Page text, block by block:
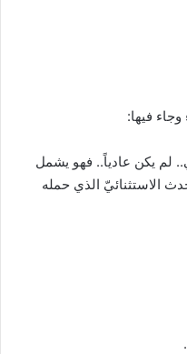
فيها:
لم يكن عادياً.. فهو يشمل
الاستثنائيّ الذي حمله